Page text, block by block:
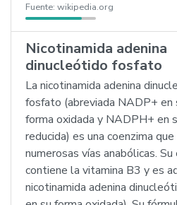
Fuente: wikipedia.org
Nicotinamida adenina
dinucleótido fosfato
La nicotinamida adenina
fosfato (abreviada NADP+ en
forma oxidada y NADPH+ en
reducida) es una coenzima
numerosas vías anabólicas.
contiene la vitamina B3 y es
nicotinamida adenina